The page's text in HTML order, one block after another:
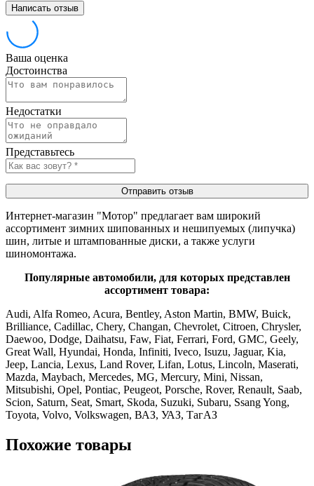
Написать отзыв
Ваша оценка
Достоинства
Недостатки
Представьтесь
Отправить отзыв
Интернет-магазин "Мотор" предлагает вам широкий
ассортимент зимних шипованных и нешипуемых (липучка)
шин, литые и штампованные диски, а также услуги
шиномонтажа.
Популярные автомобили, для которых представлен
ассортимент товара:
Audi, Alfa Romeo, Acura, Bentley, Aston Martin, BMW, Buick,
Brilliance, Cadillac, Chery, Changan, Chevrolet, Citroen, Chrysler,
Daewoo, Dodge, Daihatsu, Faw, Fiat, Ferrari, Ford, GMC, Geely,
Great Wall, Hyundai, Honda, Infiniti, Iveco, Isuzu, Jaguar, Kia,
Jeep, Lancia, Lexus, Land Rover, Lifan, Lotus, Lincoln, Maserati,
Mazda, Maybach, Mercedes, MG, Mercury, Mini, Nissan,
Mitsubishi, Opel, Pontiac, Peugeot, Porsche, Rover, Renault, Saab,
Scion, Saturn, Seat, Smart, Skoda, Suzuki, Subaru, Ssang Yong,
Toyota, Volvo, Volkswagen, ВАЗ, УАЗ, ТагАЗ
Похожие товары